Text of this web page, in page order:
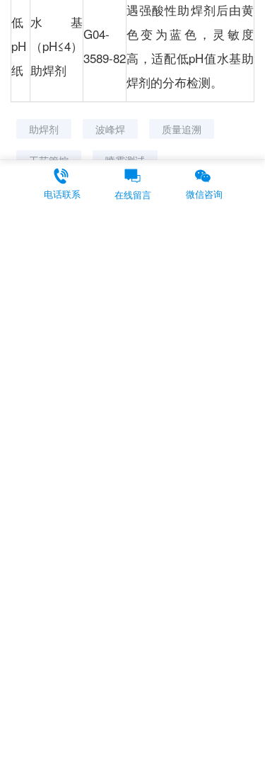
低
pH
纸
水基
（pH≤4）
助焊剂
G04-
3589-82
遇强酸性助焊剂后由黄
色变为蓝色，灵敏度
高，适配低pH值水基助
焊剂的分布检测。
助焊剂 波峰焊 质量追溯
工艺管控 喷雾测试
下一篇 : 助焊剂穿透性和均匀性测试
电话联系 在线留言 微信咨询